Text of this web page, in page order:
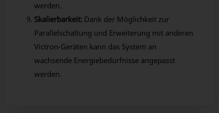
werden.
Skalierbarkeit: Dank der Möglichkeit zur
Parallelschaltung und Erweiterung mit anderen
Victron-Geräten kann das System an
wachsende Energiebedürfnisse angepasst
werden.